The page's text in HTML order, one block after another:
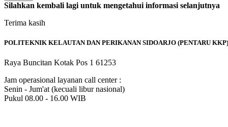
Silahkan kembali lagi untuk mengetahui informasi selanjutnya
Terima kasih
POLITEKNIK KELAUTAN DAN PERIKANAN SIDOARJO (PENTARU KKP)
Raya Buncitan Kotak Pos 1 61253
Jam operasional layanan call center :
Senin - Jum'at (kecuali libur nasional)
Pukul 08.00 - 16.00 WIB